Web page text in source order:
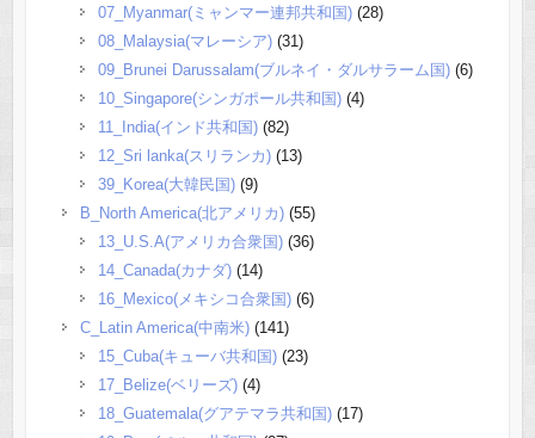
07_Myanmar(ミャンマー連邦共和国)(28)
08_Malaysia(マレーシア)(31)
09_Brunei Darussalam(ブルネイ・ダルサラーム国)(6)
10_Singapore(シンガポール共和国)(4)
11_India(インド共和国)(82)
12_Sri lanka(スリランカ)(13)
39_Korea(大韓民国)(9)
B_North America(北アメリカ)(55)
13_U.S.A(アメリカ合衆国)(36)
14_Canada(カナダ)(14)
16_Mexico(メキシコ合衆国)(6)
C_Latin America(中南米)(141)
15_Cuba(キューバ共和国)(23)
17_Belize(ベリーズ)(4)
18_Guatemala(グアテマラ共和国)(17)